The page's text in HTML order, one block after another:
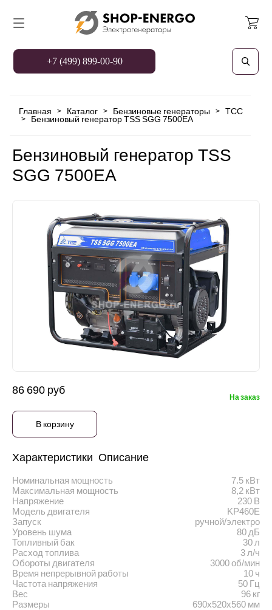
+7 (499) 899-00-90
Главная > Каталог > Бензиновые генераторы > TCC
> Бензиновый генератор TSS SGG 7500ЕA
Бензиновый генератор TSS
SGG 7500ЕA
86 690 руб
На заказ
В корзину
Характеристики Описание
Номинальная мощность
7.5 кВт
Максимальная мощность
8,2 кВт
Напряжение
230 В
Модель двигателя
KP460E
Запуск
ручной/электро
Уровень шума
80 дБ
Топливный бак
30 л
Расход топлива
3 л/ч
Обороты двигателя
3000 об/мин
Время непрерывной работы
10 ч
Частота напряжения
50 Гц
Вес
96 кг
Размеры
690х520х560 мм